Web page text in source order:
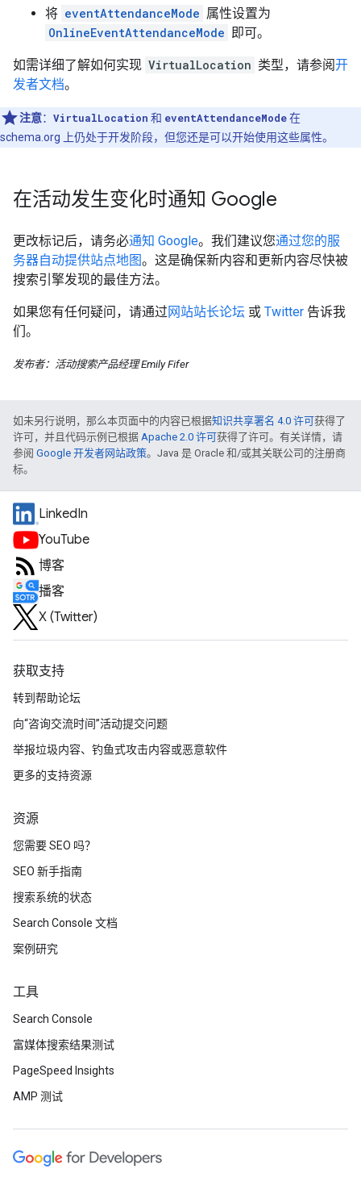
将 eventAttendanceMode 属性设置为
OnlineEventAttendanceMode 即可。
如需详细了解如何实现 VirtualLocation 类型，请参阅开
发者文档。
注意： VirtualLocation 和 eventAttendanceMode在
schema.org 上仍处于开发阶段，但您还是可以开始使用这些属性。
在活动发生变化时通知 Google
更改标记后，请务必通知 Google。我们建议您通过您的服
务器自动提供站点地图。这是确保新内容和更新内容尽快被
搜索引擎发现的最佳方法。
如果您有任何疑问，请通过网站站长论坛 或 Twitter 告诉我
们。
发布者：活动搜索产品经理 Emily Fifer
如未另行说明，那么本页面中的内容已根据知识共享署名 4.0 许可获得了
许可，并且代码示例已根据 Apache 2.0 许可获得了许可。有关详情，请
参阅 Google 开发者网站政策。Java 是 Oracle 和/或其关联公司的注册商
标。
LinkedIn
YouTube
博客
播客
X (Twitter)
获取支持
转到帮助论坛
向“咨询交流时间”活动提交问题
举报垃圾内容、钓鱼式攻击内容或恶意软件
更多的支持资源
资源
您需要 SEO 吗？
SEO 新手指南
搜索系统的状态
Search Console 文档
案例研究
工具
Search Console
富媒体搜索结果测试
PageSpeed Insights
AMP 测试